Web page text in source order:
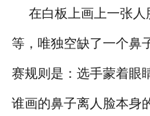
在白板上画上一张
等，唯独空缺了一个鼻
赛规则是：选手蒙着眼
谁画的鼻子离人脸本身